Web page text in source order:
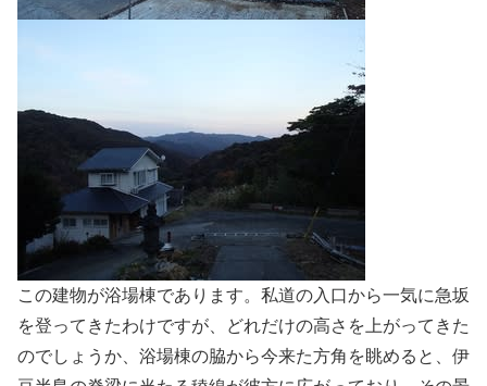
この建物が浴場棟であります。私道の入口から一気に急坂
を登ってきたわけですが、どれだけの高さを上がってきた
のでしょうか、浴場棟の脇から今来た方角を眺めると、伊